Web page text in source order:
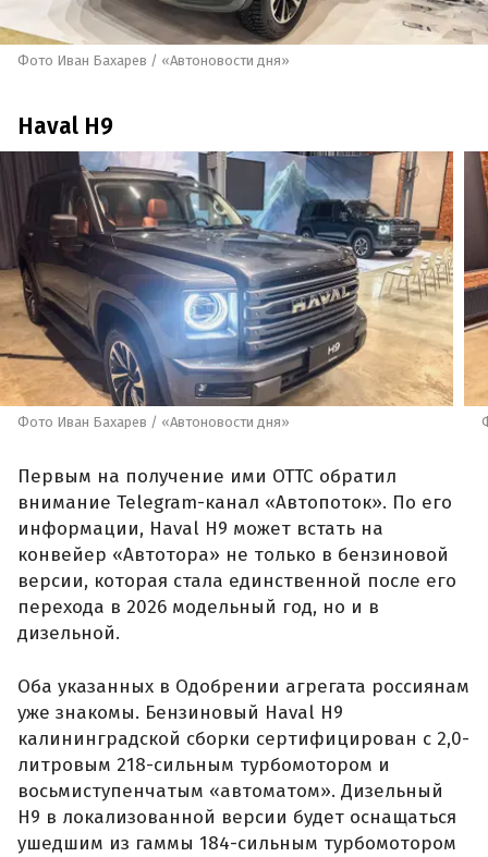
Фото Иван Бахарев / «Автоновости дня»
Haval H9
Фото Иван Бахарев / «Автоновости дня»
Первым на получение ими ОТТС обратил
внимание Telegram-канал «Автопоток». По его
информации, Haval H9 может встать на
конвейер «Автотора» не только в бензиновой
версии, которая стала единственной после его
перехода в 2026 модельный год, но и в
дизельной.
Оба указанных в Одобрении агрегата россиянам
уже знакомы. Бензиновый Haval H9
калининградской сборки сертифицирован с 2,0-
литровым 218-сильным турбомотором и
восьмиступенчатым «автоматом». Дизельный
H9 в локализованной версии будет оснащаться
ушедшим из гаммы 184-сильным турбомотором